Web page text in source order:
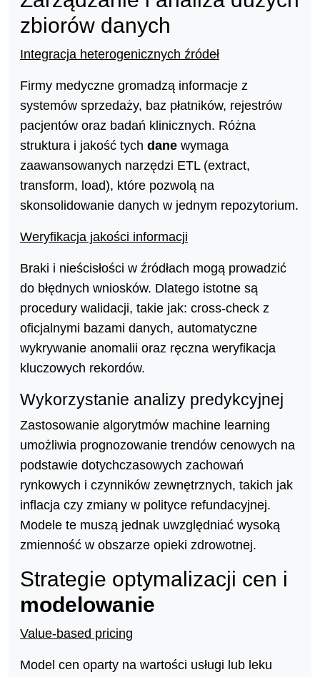
zbiorów danych
Integracja heterogenicznych źródeł
Firmy medyczne gromadzą informacje z
systemów sprzedaży, baz płatników, rejestrów
pacjentów oraz badań klinicznych. Różna
struktura i jakość tych dane wymaga
zaawansowanych narzędzi ETL (extract,
transform, load), które pozwolą na
skonsolidowanie danych w jednym repozytorium.
Weryfikacja jakości informacji
Braki i nieścisłości w źródłach mogą prowadzić
do błędnych wniosków. Dlatego istotne są
procedury walidacji, takie jak: cross-check z
oficjalnymi bazami danych, automatyczne
wykrywanie anomalii oraz ręczna weryfikacja
kluczowych rekordów.
Wykorzystanie analizy predykcyjnej
Zastosowanie algorytmów machine learning
umożliwia prognozowanie trendów cenowych na
podstawie dotychczasowych zachowań
rynkowych i czynników zewnętrznych, takich jak
inflacja czy zmiany w polityce refundacyjnej.
Modele te muszą jednak uwzględniać wysoką
zmienność w obszarze opieki zdrowotnej.
Strategie optymalizacji cen i
modelowanie
Value-based pricing
Model cen oparty na wartości usługi lub leku